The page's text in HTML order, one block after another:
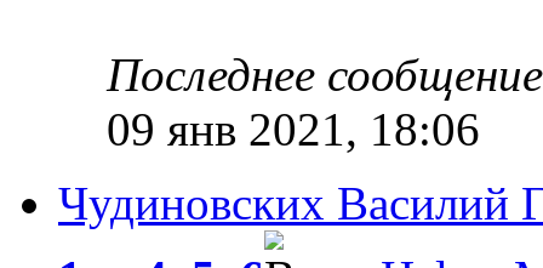
Последнее
09 янв 2021, 18:06
Чудиновских Василий